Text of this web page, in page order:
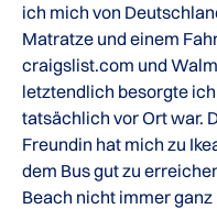
ich mich von
Matratze und einem
craigslist.com und
letztendlich besorgte
tatsächlich vor Ort war.
Freundin hat mich zu
dem Bus gut zu
Beach nicht immer